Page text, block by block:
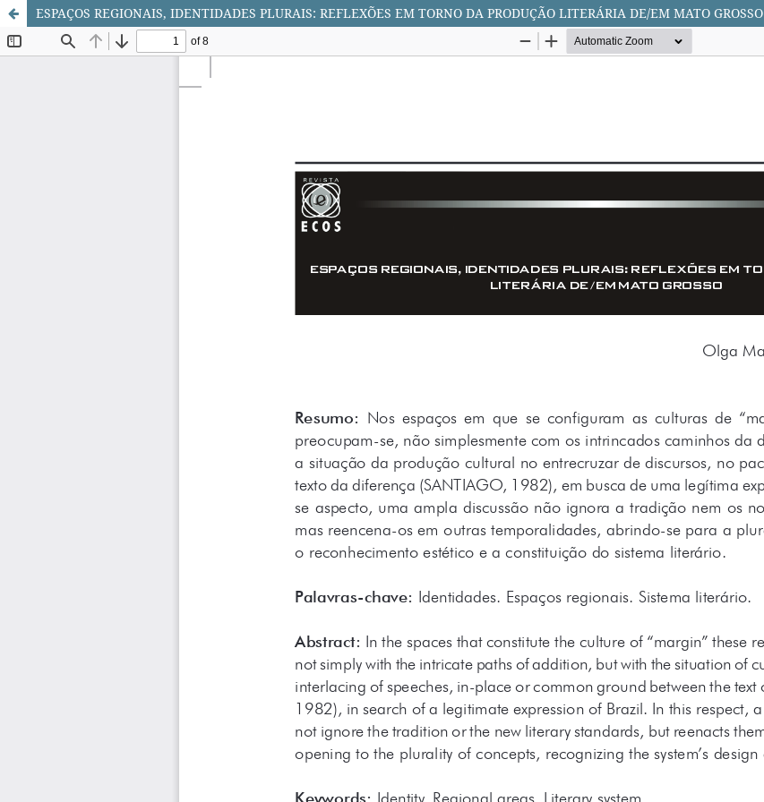
ESPAÇOS REGIONAIS, IDENTIDADES PLURAIS: REFLEXÕES EM TORNO DA PRODUÇÃO LITERÁRIA DE/EM MATO GROSSO